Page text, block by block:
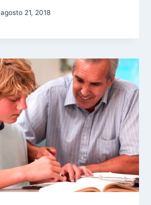
agosto 21, 2018